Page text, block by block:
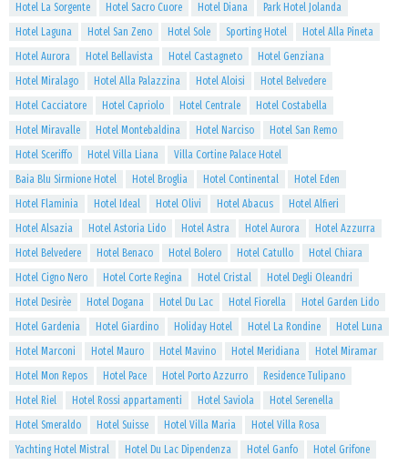
Hotel La Sorgente
Hotel Sacro Cuore Hotel Diana
Park Hotel Jolanda
Hotel Laguna
Hotel San Zeno Hotel Sole Sporting Hotel
Hotel Alla Pineta
Hotel Aurora
Hotel Bellavista Hotel Castagneto
Hotel Genziana
Hotel Miralago
Hotel Alla Palazzina Hotel Aloisi
Hotel Belvedere
Hotel Cacciatore
Hotel Capriolo Hotel Centrale
Hotel Costabella
Hotel Miravalle
Hotel Montebaldina Hotel Narciso
Hotel San Remo
Hotel Sceriffo
Hotel Villa Liana
Villa Cortine Palace Hotel
Baia Blu Sirmione Hotel
Hotel Broglia Hotel Continental
Hotel Eden
Hotel Flaminia
Hotel Ideal Hotel Olivi Hotel Abacus
Hotel Alfieri
Hotel Alsazia
Hotel Astoria Lido Hotel Astra Hotel Aurora
Hotel Azzurra
Hotel Belvedere
Hotel Benaco Hotel Bolero Hotel Catullo
Hotel Chiara
Hotel Cigno Nero
Hotel Corte Regina Hotel Cristal
Hotel Degli Oleandri
Hotel Desirèe
Hotel Dogana Hotel Du Lac Hotel Fiorella
Hotel Garden Lido
Hotel Gardenia
Hotel Giardino Holiday Hotel Hotel La Rondine
Hotel Luna
Hotel Marconi
Hotel Mauro Hotel Mavino Hotel Meridiana
Hotel Miramar
Hotel Mon Repos
Hotel Pace Hotel Porto Azzurro
Residence Tulipano
Hotel Riel
Hotel Rossi appartamenti Hotel Saviola
Hotel Serenella
Hotel Smeraldo
Hotel Suisse Hotel Villa Maria
Hotel Villa Rosa
Yachting Hotel Mistral
Hotel Du Lac Dipendenza Hotel Ganfo
Hotel Grifone